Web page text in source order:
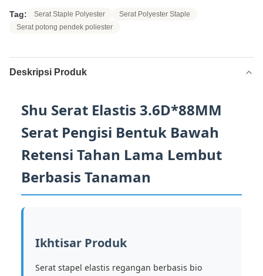
Tag: Serat Staple Polyester
Serat Polyester Staple
Serat potong pendek poliester
Deskripsi Produk
Shu Serat Elastis 3.6D*88MM
Serat Pengisi Bentuk Bawah
Retensi Tahan Lama Lembut
Berbasis Tanaman
Ikhtisar Produk
Serat stapel elastis regangan berbasis bio